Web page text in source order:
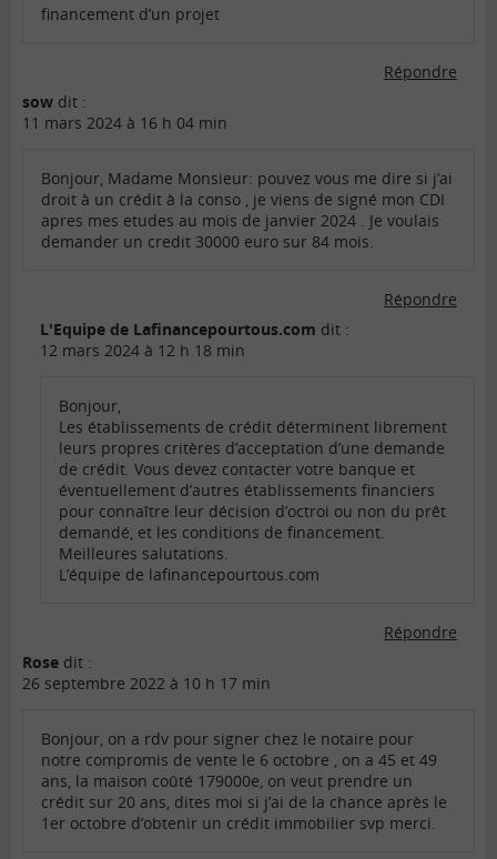
financement d’un projet
Répondre
sow dit :
11 mars 2024 à 16 h 04 min
Bonjour, Madame Monsieur: pouvez vous me dire si j’ai
droit à un crédit à la conso , je viens de signé mon CDI
apres mes etudes au mois de janvier 2024 . Je voulais
demander un credit 30000 euro sur 84 mois.
Répondre
L'Equipe de Lafinancepourtous.com dit :
12 mars 2024 à 12 h 18 min
Bonjour,
Les établissements de crédit déterminent librement
leurs propres critères d’acceptation d’une demande
de crédit. Vous devez contacter votre banque et
éventuellement d’autres établissements financiers
pour connaître leur décision d’octroi ou non du prêt
demandé, et les conditions de financement.
Meilleures salutations.
L’équipe de lafinancepourtous.com
Répondre
Rose dit :
26 septembre 2022 à 10 h 17 min
Bonjour, on a rdv pour signer chez le notaire pour
notre compromis de vente le 6 octobre , on a 45 et 49
ans, la maison coûté 179000e, on veut prendre un
crédit sur 20 ans, dites moi si j’ai de la chance après le
1er octobre d’obtenir un crédit immobilier svp merci.